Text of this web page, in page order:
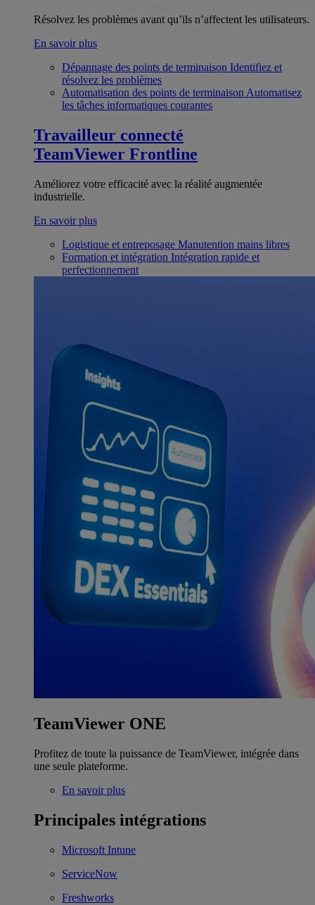
Résolvez les problèmes avant qu’ils n’affectent les utilisateurs.
En savoir plus
Dépannage des points de terminaison Identifiez et
résolvez les problèmes
Automatisation des points de terminaison Automatisez
les tâches informatiques courantes
Travailleur connecté
TeamViewer Frontline
Améliorez votre efficacité avec la réalité augmentée
industrielle.
En savoir plus
Logistique et entreposage Manutention mains libres
Formation et intégration Intégration rapide et
perfectionnement
TeamViewer ONE
Profitez de toute la puissance de TeamViewer, intégrée dans
une seule plateforme.
En savoir plus
Principales intégrations
Microsoft Intune
ServiceNow
Freshworks